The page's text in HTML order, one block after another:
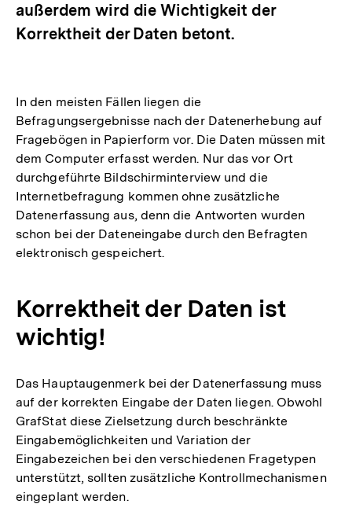
außerdem wird die Wichtigkeit der
Korrektheit der Daten betont.
In den meisten Fällen liegen die
Befragungsergebnisse nach der Datenerhebung auf
Fragebögen in Papierform vor. Die Daten müssen mit
dem Computer erfasst werden. Nur das vor Ort
durchgeführte Bildschirminterview und die
Internetbefragung kommen ohne zusätzliche
Datenerfassung aus, denn die Antworten wurden
schon bei der Dateneingabe durch den Befragten
elektronisch gespeichert.
Korrektheit der Daten ist
wichtig!
Das Hauptaugenmerk bei der Datenerfassung muss
auf der korrekten Eingabe der Daten liegen. Obwohl
GrafStat diese Zielsetzung durch beschränkte
Eingabemöglichkeiten und Variation der
Eingabezeichen bei den verschiedenen Fragetypen
unterstützt, sollten zusätzliche Kontrollmechanismen
eingeplant werden.